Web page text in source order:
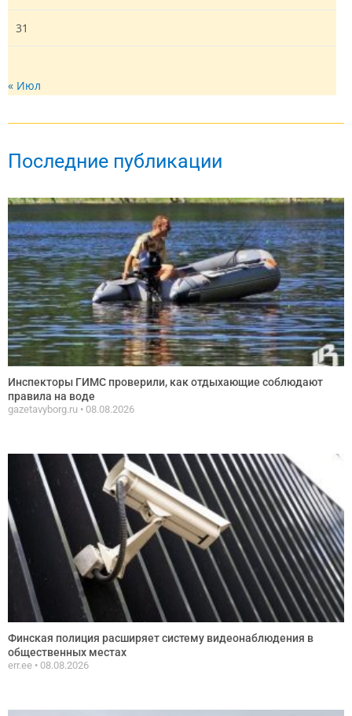
31
« Июл
Последние публикации
Инспекторы ГИМС проверили, как отдыхающие соблюдают
правила на воде
gazetavyborg.ru 08.08.2026
Финская полиция расширяет систему видеонаблюдения в
общественных местах
err.ee 08.08.2026